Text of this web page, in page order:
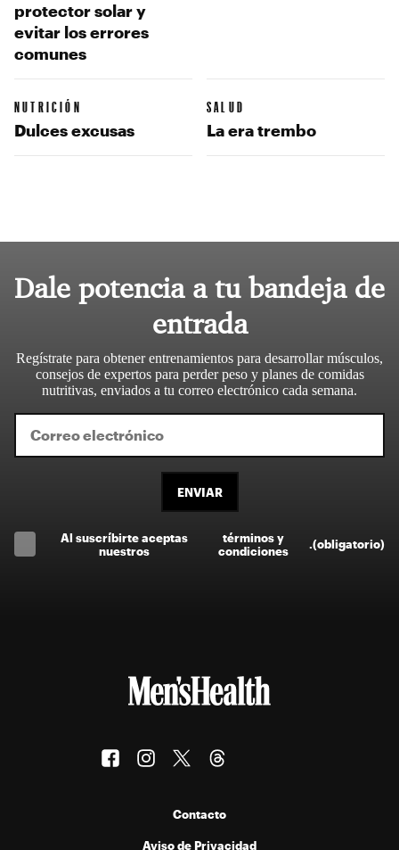
protector solar y
evitar los errores
comunes
NUTRICIÓN
Dulces excusas
SALUD
La era trembo
Dale potencia a tu bandeja de
entrada
Regístrate para obtener entrenamientos para desarrollar músculos,
consejos de expertos para perder peso y planes de comidas
nutritivas, enviados a tu correo electrónico cada semana.
ENVIAR
Al suscríbirte aceptas
nuestros
términos y
condiciones
.(obligatorio)
Contacto
Aviso de Privacidad